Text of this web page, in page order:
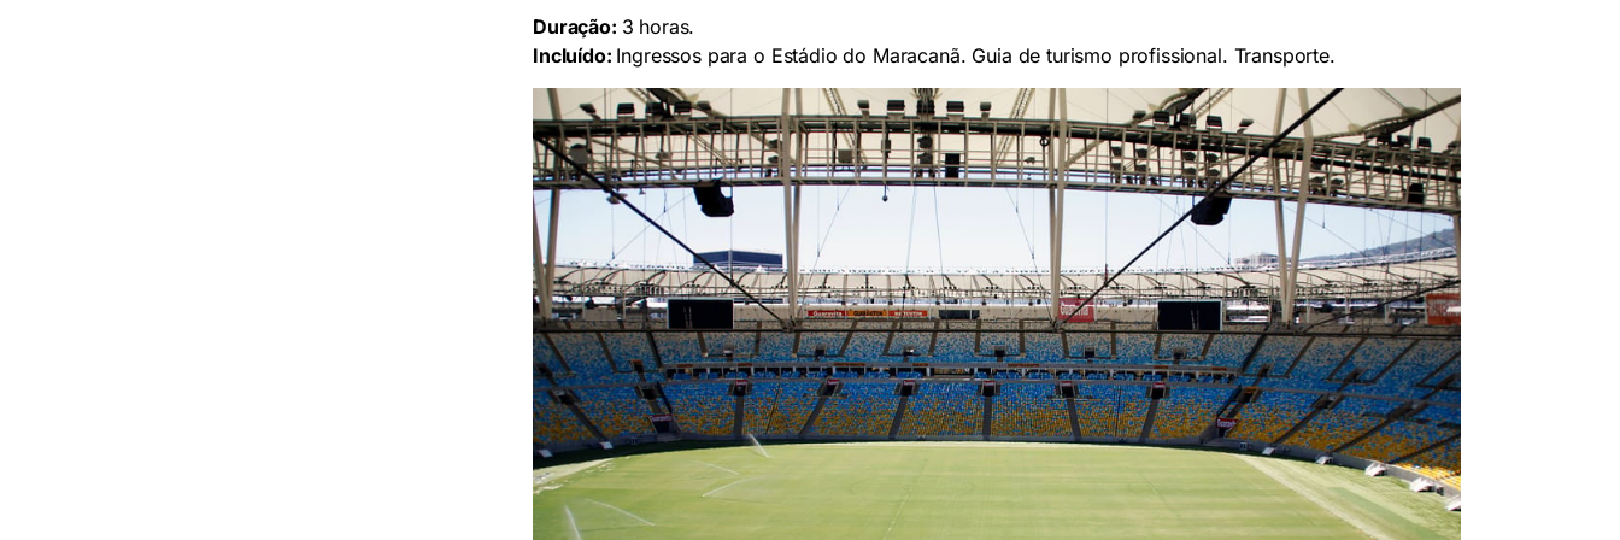
Duração: 3 horas.
Incluído: Ingressos para o Estádio do Maracanã. Guia de turismo profissional. Transporte.